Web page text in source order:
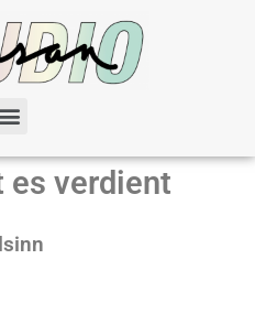
es verdient